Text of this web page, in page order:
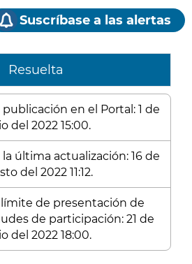
Suscríbase a las alertas
Resuelta
en el Portal: 1 de
del 2022 15:00.
última actualización: 16 de
del 2022 11:12.
límite de presentación de
de participación: 21 de
del 2022 18:00.